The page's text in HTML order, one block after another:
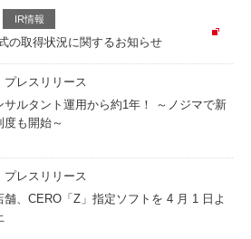
IR情報
の取得状況に関するお知らせ
プレスリリース
サルタント運用から約1年！ ～ノジマで新
度も開始～
プレスリリース
舗、CERO「Z」指定ソフトを 4 月 1 日よ